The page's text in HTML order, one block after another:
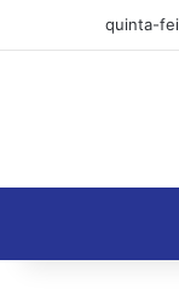
quinta-